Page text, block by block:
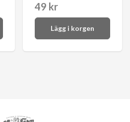
49 kr
Lägg i korgen